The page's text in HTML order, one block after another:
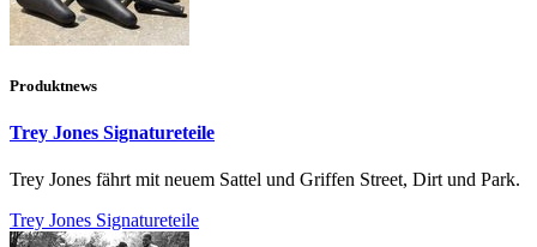
Produktnews
Trey Jones Signatureteile
Trey Jones fährt mit neuem Sattel und Griffen Street, Dirt und Park.
Trey Jones Signatureteile